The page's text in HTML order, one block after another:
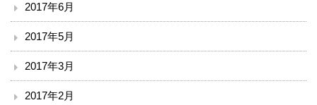
2017年6月
2017年5月
2017年3月
2017年2月